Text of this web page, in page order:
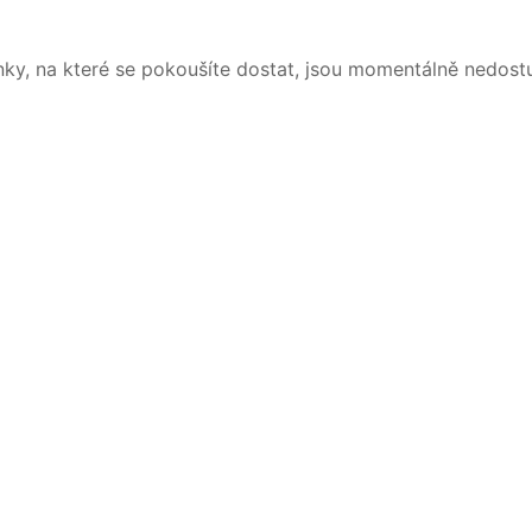
na které se pokoušíte dostat, jsou momentálně